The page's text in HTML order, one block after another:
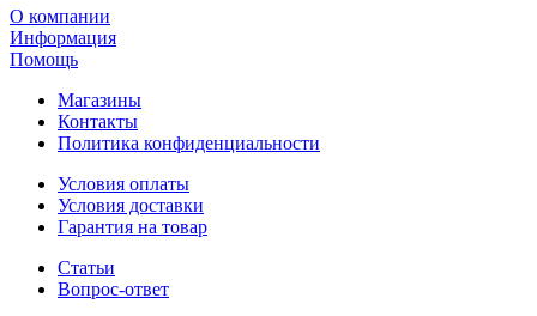
О компании
Информация
Помощь
Магазины
Контакты
Политика конфиденциальности
Условия оплаты
Условия доставки
Гарантия на товар
Статьи
Вопрос-ответ